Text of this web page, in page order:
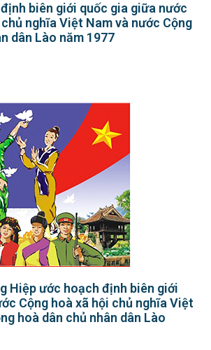
biên giới quốc gia giữa nước
nghĩa Việt Nam và nước Cộng
dân Lào năm 1977
Hiệp ước hoạch định biên giới
Cộng hoà xã hội chủ nghĩa Việt
hoà dân chủ nhân dân Lào